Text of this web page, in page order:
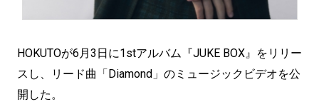
HOKUTOが6月3日に1stアルバム『JUKE BOX』をリリー
スし、リード曲「Diamond」のミュージックビデオを公
開した。